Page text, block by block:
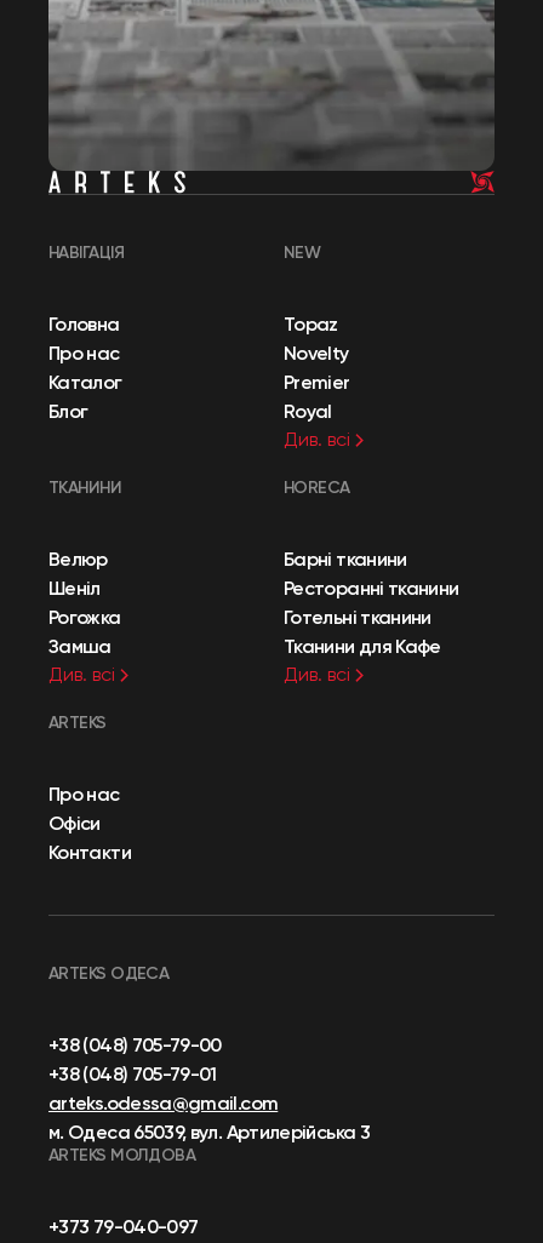
НАВІГАЦІЯ
Головна
Про нас
Каталог
Блог
NEW
Topaz
Novelty
Premier
Royal
Див. всі
ТКАНИНИ
Велюр
Шеніл
Рогожка
Замша
Див. всі
HORECA
Барні тканини
Ресторанні тканини
Готельні тканини
Тканини для Кафе
Див. всі
ARTEKS
Про нас
Офіси
Контакти
ARTEKS ОДЕСА
+38 (048) 705-79-00
+38 (048) 705-79-01
arteks.odessa@gmail.com
м. Одеса 65039, вул. Артилерійська 3
ARTEKS МОЛДОВА
+373 79-040-097